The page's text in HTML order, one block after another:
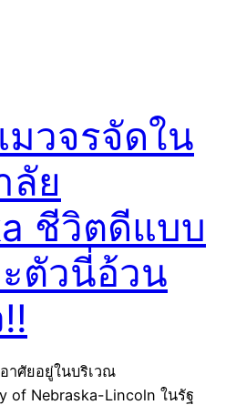
วจรจัดใน
ลัย
ชีวิตดีแบบ
ตัวนี่อ้วน
าศัยอยู่ในบริเวณ
of Nebraska-Lincoln ในรัฐ